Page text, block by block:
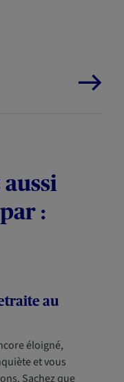
:
au
éloigné,
et vous
Sachez que